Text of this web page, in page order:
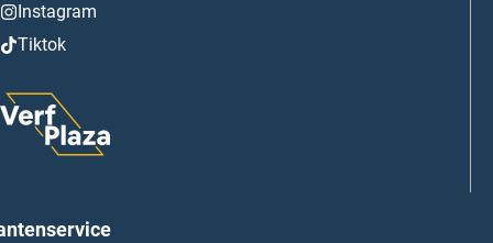
Instagram
Tiktok